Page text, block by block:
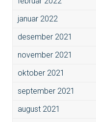
januar 2022
desember 2021
november 2021
oktober 2021
september 2021
august 2021